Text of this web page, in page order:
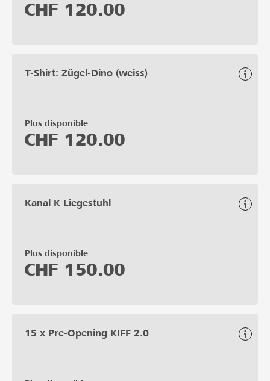
CHF 120.00
T-Shirt: Zügel-Dino (weiss)
Plus disponible
CHF 120.00
Kanal K Liegestuhl
Plus disponible
CHF 150.00
15 x Pre-Opening KIFF 2.0